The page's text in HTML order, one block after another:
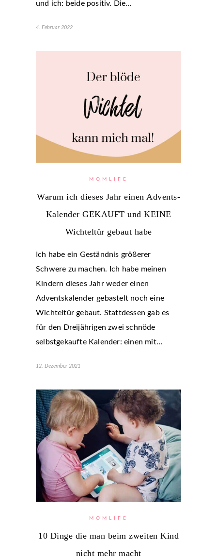
und ich: beide positiv. Die…
4. Februar 2022
MOMLIFE
Warum ich dieses Jahr einen Advents-
Kalender GEKAUFT und KEINE
Wichteltür gebaut habe
Ich habe ein Geständnis größerer
Schwere zu machen. Ich habe meinen
Kindern dieses Jahr weder einen
Adventskalender gebastelt noch eine
Wichteltür gebaut. Stattdessen gab es
für den Dreijährigen zwei schnöde
selbstgekaufte Kalender: einen mit…
12. Dezember 2021
MOMLIFE
10 Dinge die man beim zweiten Kind
nicht mehr macht